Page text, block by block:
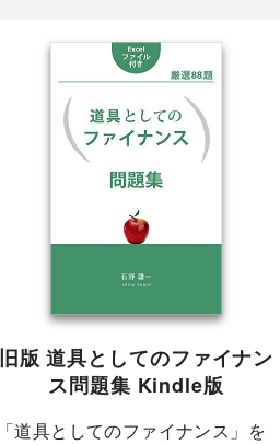
旧版 道具としてのファイナン
ス問題集 Kindle版
「道具としてのファイナンス」を